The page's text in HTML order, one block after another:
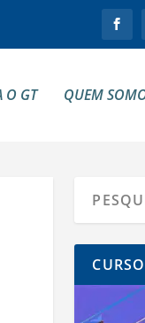
O GT QUEM